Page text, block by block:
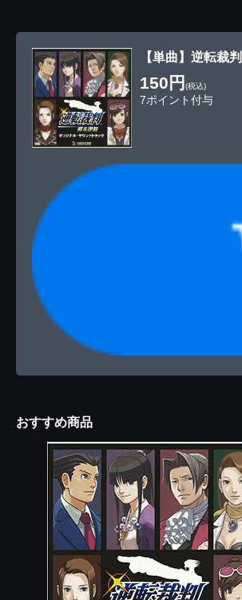
【単曲】逆転裁
150円 (税込)
7ポイント付与
おすすめ商品